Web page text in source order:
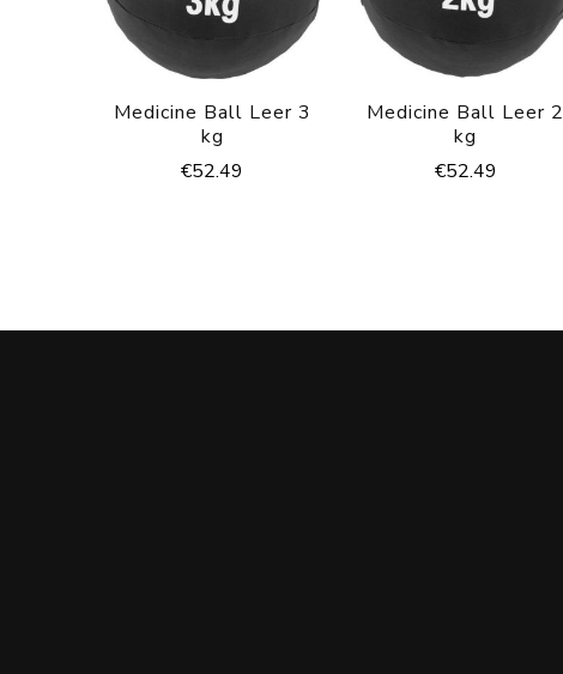
Medicine Ball Leer 3
kg
€52.49
Medicine Ball Leer 2
kg
€52.49